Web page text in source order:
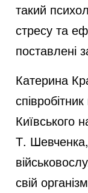
такий
стресу та
поставлені
Катерина
Київського
Т.
свій